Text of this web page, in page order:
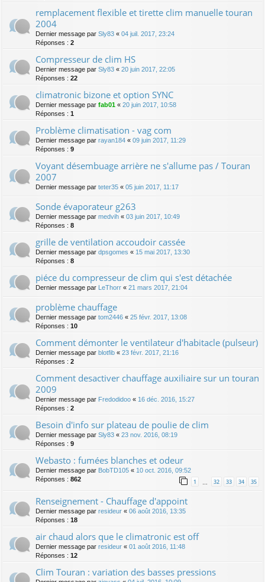
remplacement flexible et tirette clim manuelle touran
2004
Dernier message par Sly83 « 04 juil. 2017, 23:24
Réponses : 2
Compresseur de clim HS
Dernier message par Sly83 « 20 juin 2017, 22:05
Réponses : 22
climatronic bizone et option SYNC
Dernier message par fab01 « 20 juin 2017, 10:58
Réponses : 1
Problème climatisation - vag com
Dernier message par rayan184 « 09 juin 2017, 11:29
Réponses : 9
Voyant désembuage arrière ne s'allume pas / Touran
2007
Dernier message par teter35 « 05 juin 2017, 11:17
Sonde évaporateur g263
Dernier message par medvih « 03 juin 2017, 10:49
Réponses : 8
grille de ventilation accoudoir cassée
Dernier message par dpsgomes « 15 mai 2017, 13:30
Réponses : 8
piéce du compresseur de clim qui s'est détachée
Dernier message par LeThorr « 21 mars 2017, 21:04
problème chauffage
Dernier message par tom2446 « 25 févr. 2017, 13:08
Réponses : 10
Comment démonter le ventilateur d'habitacle (pulseur)
Dernier message par blotfib « 23 févr. 2017, 21:16
Réponses : 2
Comment desactiver chauffage auxiliaire sur un touran
2009
Dernier message par Fredodidoo « 16 déc. 2016, 15:27
Réponses : 2
Besoin d'info sur plateau de poulie de clim
Dernier message par Sly83 « 23 nov. 2016, 08:19
Réponses : 9
Webasto : fumées blanches et odeur
Dernier message par BobTD105 « 10 oct. 2016, 09:52
Réponses : 862 1 32 33 34 35
Renseignement - Chauffage d'appoint
Dernier message par resideur « 06 août 2016, 13:35
Réponses : 18
air chaud alors que le climatronic est off
Dernier message par resideur « 01 août 2016, 11:48
Réponses : 12
Clim Touran : variation des basses pressions